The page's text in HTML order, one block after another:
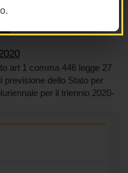
della regione toscana
art 1 comma 446 legge 27
previsione dello Stato per
per il triennio 2020-